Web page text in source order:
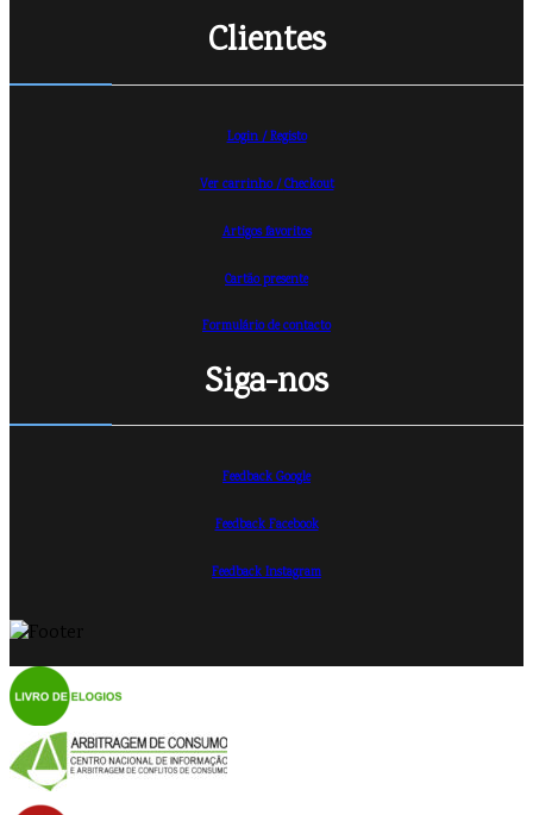
Clientes
Login / Registo
Ver carrinho /Checkout
Artigos favoritos
Cartão presente
Formulário de contacto
Siga-nos
Feedback Google
Feedback Facebook
Feedback Instagram